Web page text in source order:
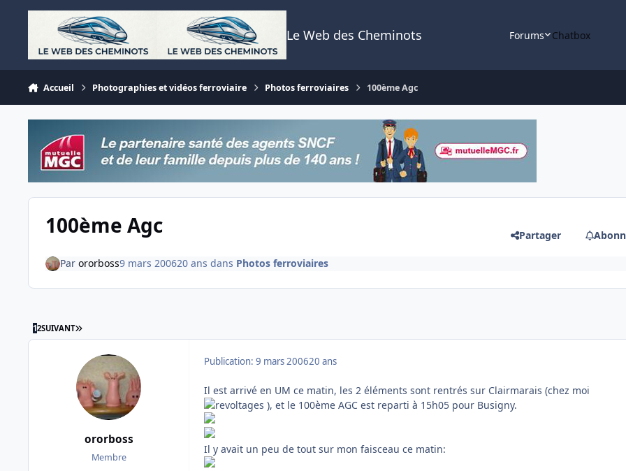
Aller au contenu
Le Web des Cheminots Forums Chatbox
Accueil Photographies et vidéos ferroviaire Photos ferroviaires 100ème Agc
100ème Agc Partager
Par ororboss9 mars 200620 ans dans Photos ferroviaires
12SUIVANT DERNIÈRE PAGE
ororboss
Membre
Publication: 9 mars 200620 ans
Il est arrivé en UM ce matin, les 2 éléments sont rentrés sur Clairmarais (chez moi
), et le 100ème AGC est reparti à 15h05 pour Busigny.
Il y avait un peu de tout sur mon faisceau ce matin: